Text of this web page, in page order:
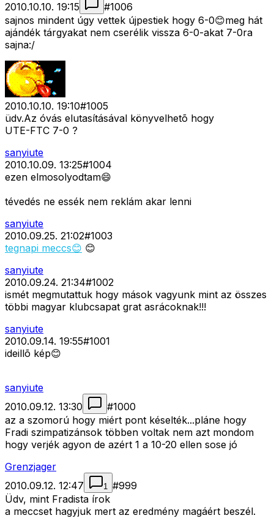
2010.10.10. 19:15
#1006
sajnos mindent úgy vettek újpestiek hogy 6-0😊meg hát
ajándék tárgyakat nem cserélik vissza 6-0-akat 7-0ra
sajna:/
2010.10.10. 19:10#1005
üdv.Az óvás elutasításával könyvelhetõ hogy
UTE-FTC 7-0 ?
sanyiute
2010.10.09. 13:25#1004
ezen elmosolyodtam😄
tévedés ne essék nem reklám akar lenni
sanyiute
2010.09.25. 21:02#1003
tegnapi meccs😊 😊
sanyiute
2010.09.24. 21:34#1002
ismét megmutattuk hogy mások vagyunk mint az összes
többi magyar klubcsapat grat asrácoknak!!!
sanyiute
2010.09.14. 19:55#1001
ideillõ kép😊
sanyiute
2010.09.12. 13:30
#1000
az a szomorú hogy miért pont késelték...pláne hogy
Fradi szimpatizánsok többen voltak nem azt mondom
hogy verjék agyon de azért 1 a 10-20 ellen sose jó
Grenzjager
2010.09.12. 12:47
1 #999
Üdv, mint Fradista írok
a meccset hagyjuk mert az eredmény magáért beszél.